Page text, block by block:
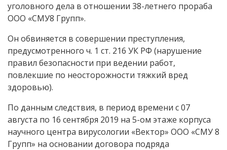
уголовного дела в отношении 38-летнего прораба
ООО «СМУ8 Групп».
Он обвиняется в совершении преступления,
предусмотренного ч. 1 ст. 216 УК РФ (нарушение
правил безопасности при ведении работ,
повлекшие по неосторожности тяжкий вред
здоровью).
По данным следствия, в период времени с 07
августа по 16 сентября 2019 на 5-ом этаже корпуса
научного центра вирусологии «Вектор» ООО «СМУ 8
Групп» на основании договора подряда